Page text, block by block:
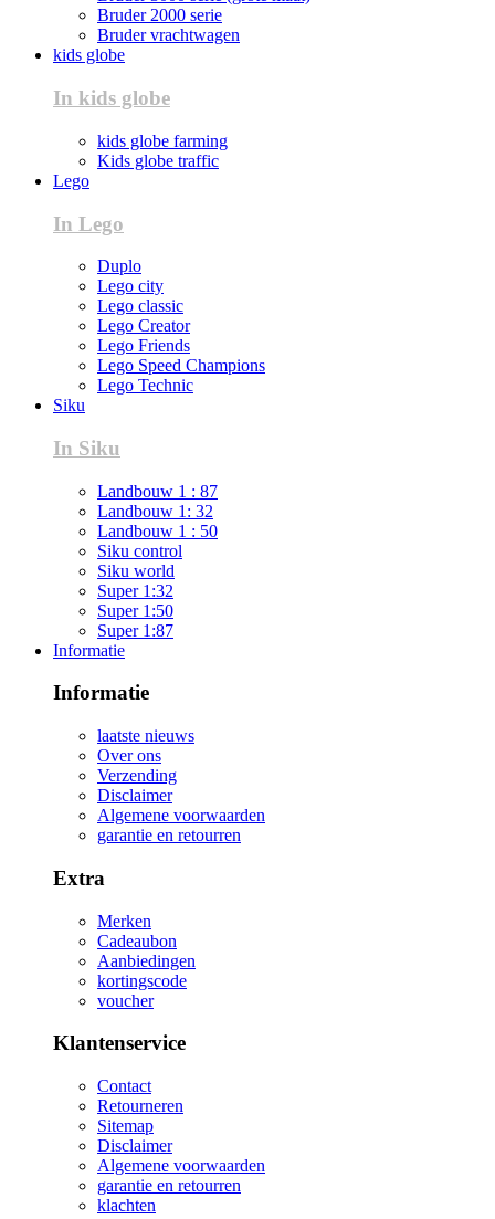
Bruder 2000 serie
Bruder vrachtwagen
kids globe
In kids globe
kids globe farming
Kids globe traffic
Lego
In Lego
Duplo
Lego city
Lego classic
Lego Creator
Lego Friends
Lego Speed Champions
Lego Technic
Siku
In Siku
Landbouw 1 : 87
Landbouw 1: 32
Landbouw 1 : 50
Siku control
Siku world
Super 1:32
Super 1:50
Super 1:87
Informatie
Informatie
laatste nieuws
Over ons
Verzending
Disclaimer
Algemene voorwaarden
garantie en retourren
Extra
Merken
Cadeaubon
Aanbiedingen
kortingscode
voucher
Klantenservice
Contact
Retourneren
Sitemap
Disclaimer
Algemene voorwaarden
garantie en retourren
klachten